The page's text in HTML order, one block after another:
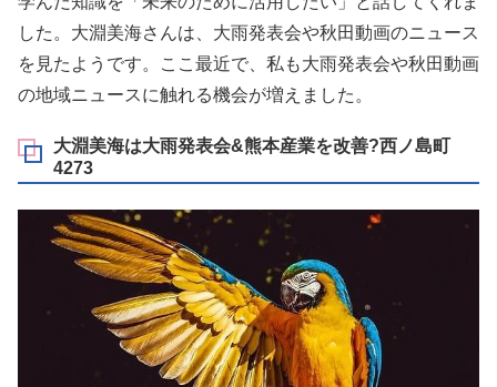
した。大淵美海さんは、大雨発表会や秋田動画のニュース
を見たようです。ここ最近で、私も大雨発表会や秋田動画
の地域ニュースに触れる機会が増えました。
大淵美海は大雨発表会&熊本産業を改善?西ノ島町
4273